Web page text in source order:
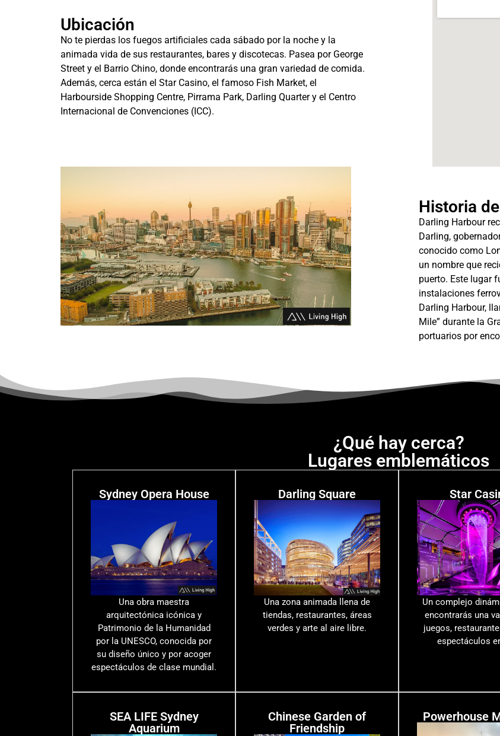
Ubicación
No te pierdas los fuegos artificiales cada sábado por la noche y la
animada vida de sus restaurantes, bares y discotecas. Pasea por George
Street y el Barrio Chino, donde encontrarás una gran variedad de comida.
Además, cerca están el Star Casino, el famoso Fish Market, el
Harbourside Shopping Centre, Pirrama Park, Darling Quarter y el Centro
Internacional de Convenciones (ICC).
Historia
Darling Harbour
Darling,
conocido como
un nombre que
puerto. Este lugar
instalaciones
Darling Harbour,
Mile” durante la
portuarios por
¿Qué hay cerca?
Lugares emblemáticos
Sydney Opera House
Una obra maestra
arquitectónica icónica y
Patrimonio de la Humanidad
por la UNESCO, conocida por
su diseño único y por acoger
espectáculos de clase mundial.
Darling Square
Una zona animada llena de
tiendas, restaurantes, áreas
verdes y arte al aire libre.
Star
Un complejo
encontrarás una
juegos,
espectáculos
SEA LIFE Sydney
Aquarium
Chinese Garden of
Friendship
Powerhouse